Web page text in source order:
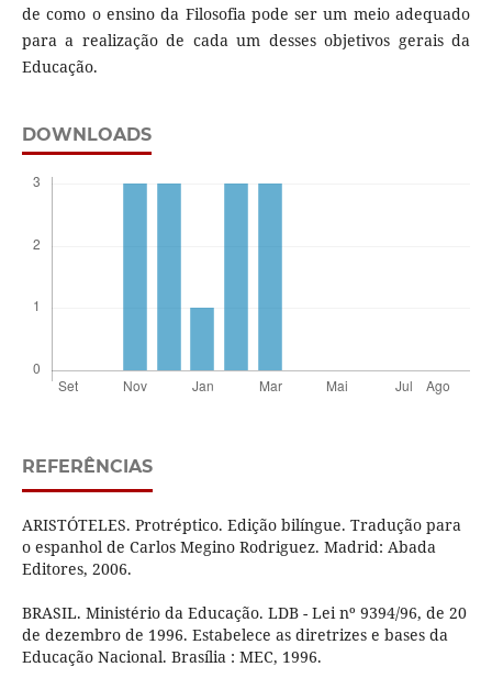
de como o ensino da Filosofia pode ser um meio adequado
para a realização de cada um desses objetivos gerais da
Educação.
DOWNLOADS
REFERÊNCIAS
ARISTÓTELES. Protréptico. Edição bilíngue. Tradução para
o espanhol de Carlos Megino Rodriguez. Madrid: Abada
Editores, 2006.
BRASIL. Ministério da Educação. LDB - Lei nº 9394/96, de 20
de dezembro de 1996. Estabelece as diretrizes e bases da
Educação Nacional. Brasília : MEC, 1996.